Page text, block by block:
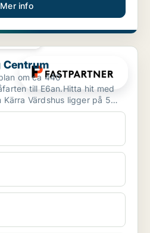
Mer info
Centrum
om ca 440
till E6an.Hitta hit med
Värdshus ligger på 5